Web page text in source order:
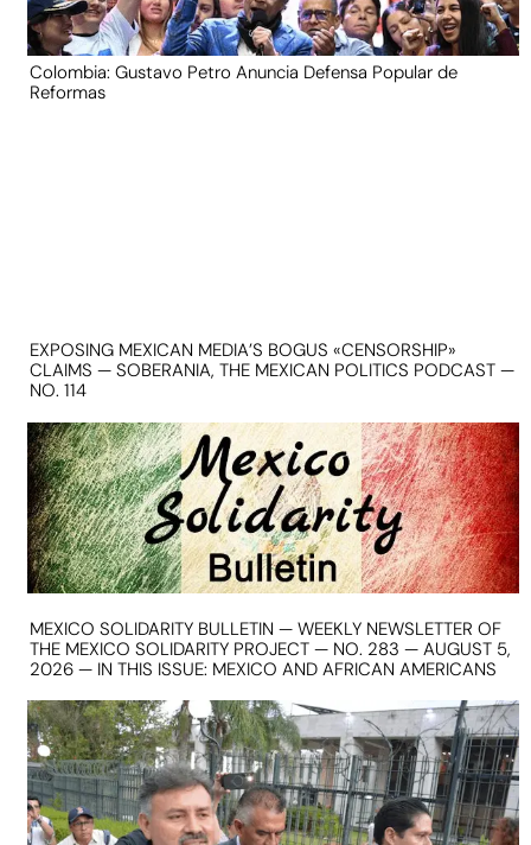
Colombia: Gustavo Petro Anuncia Defensa Popular de
Reformas
EXPOSING MEXICAN MEDIA’S BOGUS «CENSORSHIP»
CLAIMS — SOBERANIA, THE MEXICAN POLITICS PODCAST —
NO. 114
MEXICO SOLIDARITY BULLETIN — WEEKLY NEWSLETTER OF
THE MEXICO SOLIDARITY PROJECT — NO. 283 — AUGUST 5,
2026 — IN THIS ISSUE: MEXICO AND AFRICAN AMERICANS